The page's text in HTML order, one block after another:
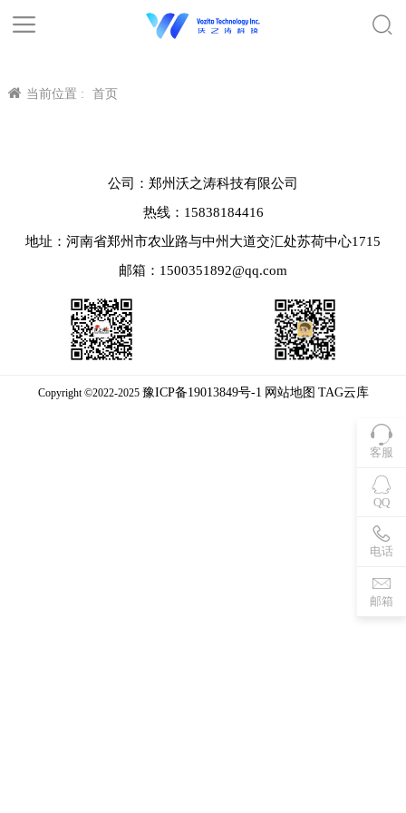
当前位置 : 首页
客服
QQ
电话
邮箱
公司：郑州沃之涛科技有限公司
热线：15838184416
地址：河南省郑州市农业路与中州大道交汇处苏荷中心1715
邮箱：1500351892@qq.com
Copyright ©2022-2025 豫ICP备19013849号-1 网站地图 TAG云库